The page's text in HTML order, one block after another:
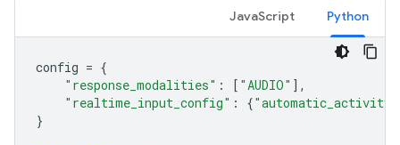
Python
JavaScript
config = {
"response_modalities" : [ "AUDIO" ],
"realtime_input_config" : {
}